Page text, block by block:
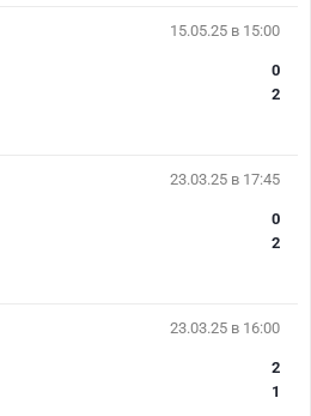
15.05.25 в 15:00
0
2
23.03.25 в 17:45
0
2
23.03.25 в 16:00
2
1